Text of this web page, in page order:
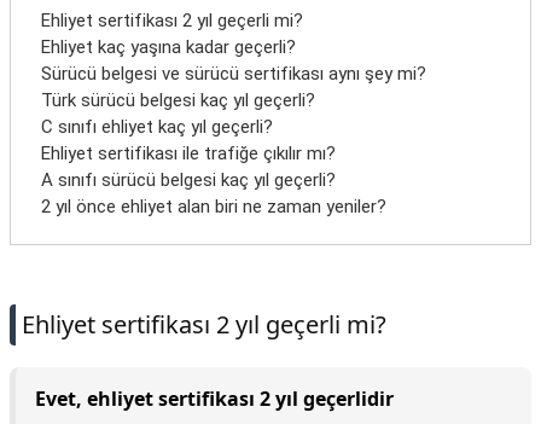
Ehliyet sertifikası 2 yıl geçerli mi?
Ehliyet kaç yaşına kadar geçerli?
Sürücü belgesi ve sürücü sertifikası aynı şey mi?
Türk sürücü belgesi kaç yıl geçerli?
C sınıfı ehliyet kaç yıl geçerli?
Ehliyet sertifikası ile trafiğe çıkılır mı?
A sınıfı sürücü belgesi kaç yıl geçerli?
2 yıl önce ehliyet alan biri ne zaman yeniler?
Ehliyet sertifikası 2 yıl geçerli mi?
Evet, ehliyet sertifikası 2 yıl geçerlidir